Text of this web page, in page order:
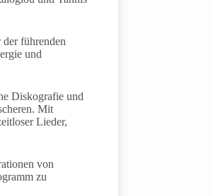
führenden
und
Diskografie und
Mit
Lieder,
von
zu